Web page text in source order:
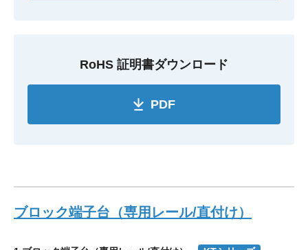
RoHS 証明書ダウンロード
PDF
ブロック端子台（専用レール/直付け）